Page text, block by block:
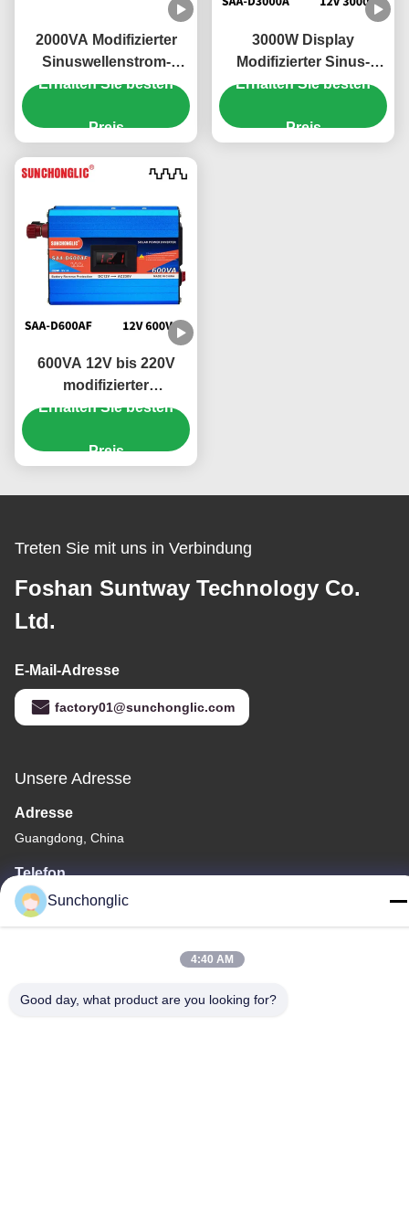
2000VA Modifizierter
Sinuswellenstrom-
Inverter
umweltfreundlicher
Erhalten Sie besten
Preis
3000W Display
Modifizierter Sinus-
Wechselrichter mit
Schmelzsicherung für
Erhalten Sie besten
Preis
600VA 12V bis 220V
modifizierter
Sinuswellenstromumrichter
Solaranwendungen
Erhalten Sie besten
Preis
Treten Sie mit uns in Verbindung
Foshan Suntway Technology Co.
Ltd.
E-Mail-Adresse
factory01@sunchonglic.com
Unsere Adresse
Adresse
Guangdong, China
Telefon
86--13711271181
Privacy policy|Sitemap
Sunchonglic
4:40 AM
Good day, what product are you looking for?